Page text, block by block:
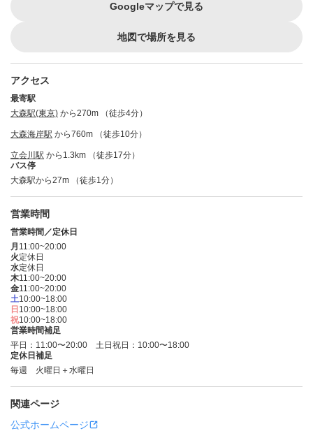
Googleマップで見る
地図で場所を見る
アクセス
最寄駅
大森駅(東京) から270m （徒歩4分）
大森海岸駅 から760m （徒歩10分）
立会川駅 から1.3km （徒歩17分）
バス停
大森駅から27m （徒歩1分）
営業時間
営業時間／定休日
月 11:00~20:00
火定休日
水定休日
木11:00~20:00
金11:00~20:00
土10:00~18:00
日 10:00~18:00
祝10:00~18:00
営業時間補足
平日：11:00〜20:00 土日祝日：10:00〜18:00
定休日補足
毎週 火曜日＋水曜日
関連ページ
公式ホームページ